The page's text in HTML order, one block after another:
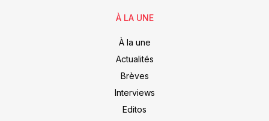
À LA UNE
À la une
Actualités
Brèves
Interviews
Editos